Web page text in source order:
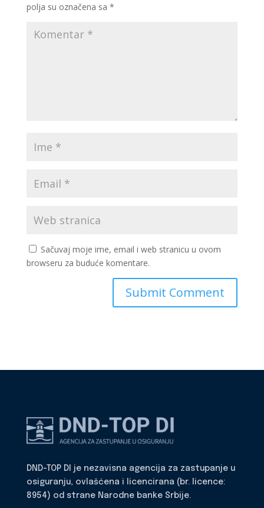
polja su označena sa *
Sačuvaj moje ime, email i web stranicu u ovom
browseru za buduće komentare.
DND-TOP DI je nezavisna agencija za zastupanje u
osiguranju, ovlašćena i licencirana (br. licence:
8954) od strane Narodne banke Srbije.